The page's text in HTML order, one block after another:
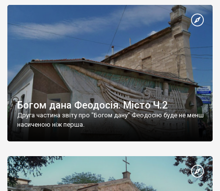
Богом дана Феодосія. Місто Ч.2
Друга частина звіту про "Богом дану" Феодосію буде не менш
насиченою ніж перша.